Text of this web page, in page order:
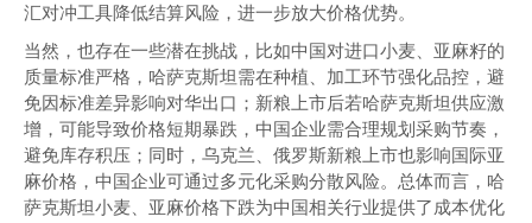
汇对冲工具降低结算风险，进一步放大价格优势。
当然，也存在一些潜在挑战，比如中国对进口小麦、亚麻籽的
质量标准严格，哈萨克斯坦需在种植、加工环节强化品控，避
免因标准差异影响对华出口；新粮上市后若哈萨克斯坦供应激
增，可能导致价格短期暴跌，中国企业需合理规划采购节奏，
避免库存积压；同时，乌克兰、俄罗斯新粮上市也影响国际亚
麻价格，中国企业可通过多元化采购分散风险。总体而言，哈
萨克斯坦小麦、亚麻价格下跌为中国相关行业提供了成本优化